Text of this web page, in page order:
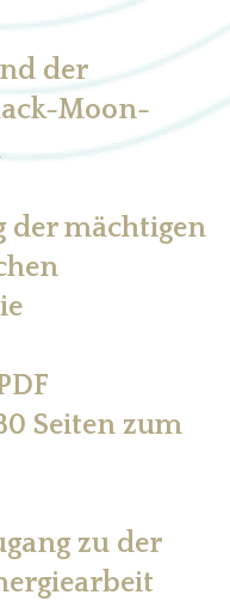
der
Moon-
der mächtigen
Seiten zum
zu der